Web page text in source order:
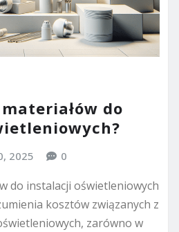
do
2025 0
do instalacji oświetleniowych
kosztów związanych z
zarówno w